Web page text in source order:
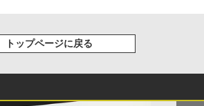
トップページに戻る